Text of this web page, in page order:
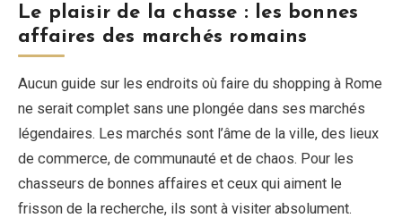
Le plaisir de la chasse : les bonnes
affaires des marchés romains
Aucun guide sur les endroits où faire du shopping à Rome
ne serait complet sans une plongée dans ses marchés
légendaires. Les marchés sont l’âme de la ville, des lieux
de commerce, de communauté et de chaos. Pour les
chasseurs de bonnes affaires et ceux qui aiment le
frisson de la recherche, ils sont à visiter absolument.